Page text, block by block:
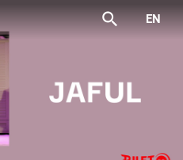
search EN